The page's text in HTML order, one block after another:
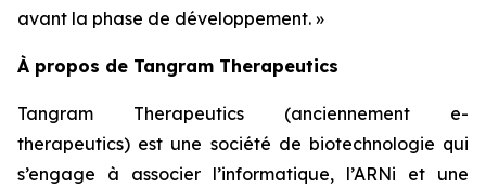
avant la phase de développement. »
À propos de Tangram Therapeutics
Tangram Therapeutics (anciennement e-
therapeutics) est une société de biotechnologie qui
s’engage à associer l’informatique, l’ARNi et une